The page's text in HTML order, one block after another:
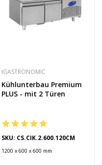
IGASTRONOMIC
Kühlunterbau Premium
PLUS - mit 2 Türen
SKU: CS.CIK.2.600.120CM
1200 x 600 x 600 mm